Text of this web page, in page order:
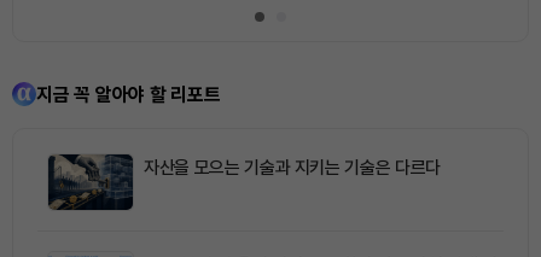
지금 꼭 알아야 할 리포트
자산을 모으는 기술과 지키는 기술은 다르다